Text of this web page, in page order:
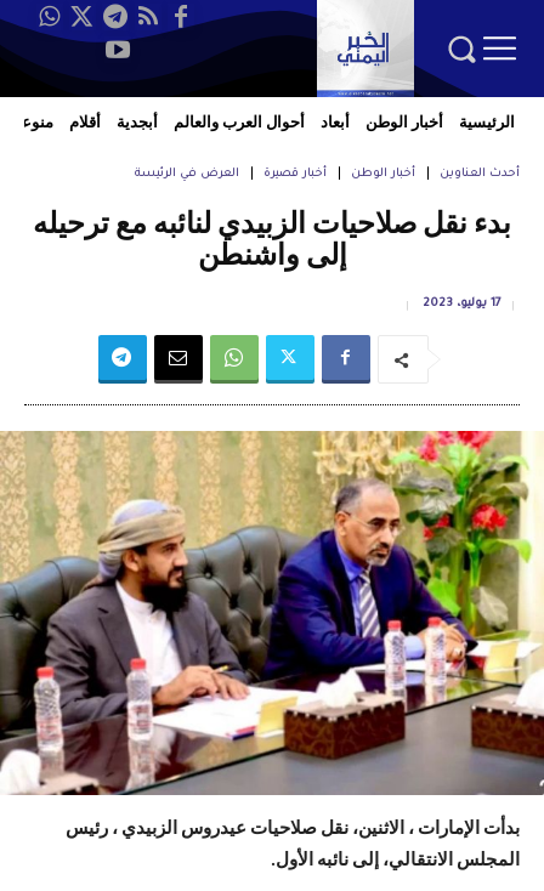
الرئيسية أخبار الوطن أبعاد أحوال العرب والعالم أبجدية أقلام منوعات
أحدث العناوين أخبار الوطن أخبار قصيرة العرض في الرئيسة
بدء نقل صلاحيات الزبيدي لنائبه مع ترحيله
إلى واشنطن
17 يوليو، 2023
بدأت الإمارات ، الاثنين، نقل صلاحيات عيدروس الزبيدي ، رئيس
المجلس الانتقالي، إلى نائبه الأول.